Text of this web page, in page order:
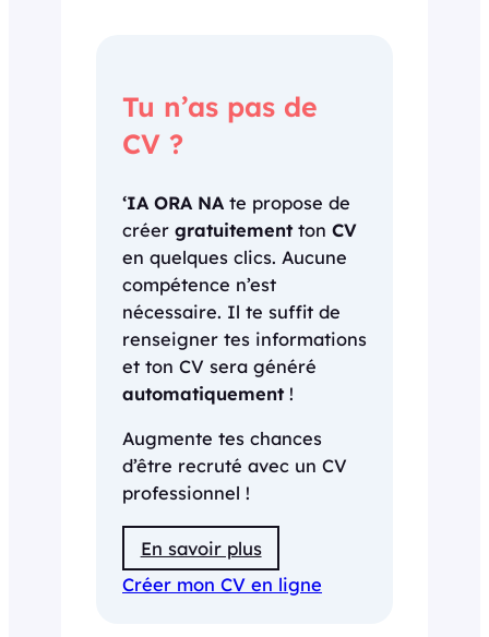
Tu n’as pas de
CV ?
‘IA ORA NA te propose de
créer gratuitementton CV
en quelques clics. Aucune
compétence n’est
nécessaire. Il te suffit de
renseigner tes informations
et ton CV sera généré
automatiquement!
Augmente tes chances
d’être recruté avec un CV
professionnel !
En savoir plus
Créer mon CV en ligne